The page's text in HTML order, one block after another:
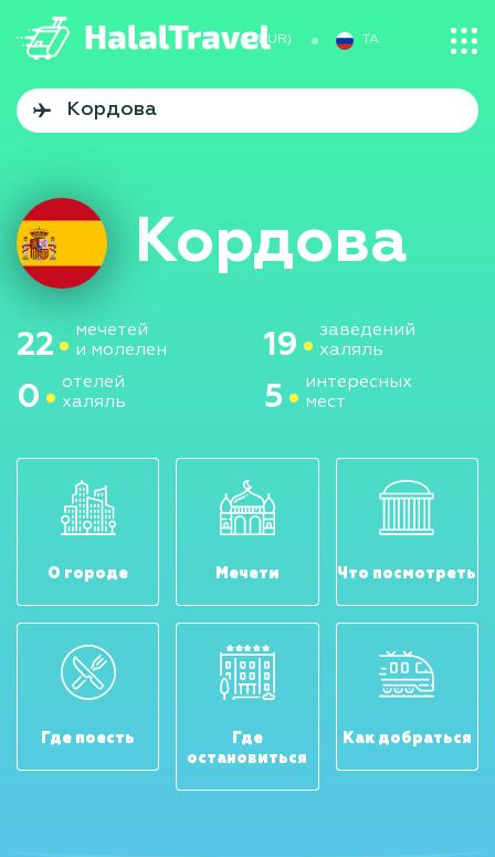
TA
€ (EUR)
Кордова
22
мечетей
и молелен
19
заведений
халяль
0
отелей
халяль
5
интересных
мест
О городе Мечети Что посмотреть
Где поесть
Где
остановиться
Как добраться